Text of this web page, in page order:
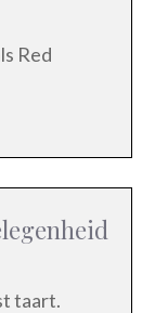
Red
taart.